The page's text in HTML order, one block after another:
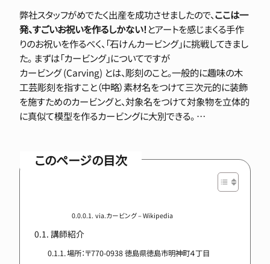
弊社スタッフがめでたく出産を成功させましたので、ここは一
発、すごいお祝いを作るしかない！とアートを感じまくる手作
りのお祝いを作るべく、「石けんカービング」に挑戦してきまし
た。 まずは「カービング」についてですが
カービング (Carving) とは、彫刻のこと。一般的に趣味の木
工芸彫刻を指すこと（中略）素材名をつけて三次元的に装飾
を施すためのカービングと、対象名をつけて対象物を立体的
に真似て模型を作るカービングに大別できる。 …
このページの目次
via.カービング – Wikipedia
講師紹介
場所：〒770-0938 徳島県徳島市明神町４丁目